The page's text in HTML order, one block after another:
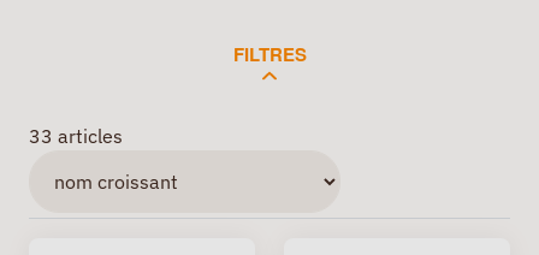
FILTRES
33 articles